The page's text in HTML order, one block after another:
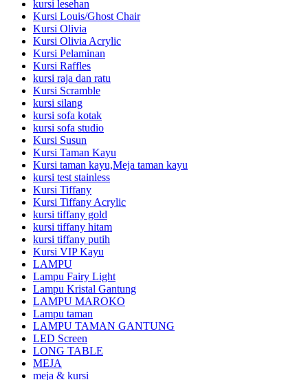
kursi lesehan
Kursi Louis/Ghost Chair
Kursi Olivia
Kursi Olivia Acrylic
Kursi Pelaminan
Kursi Raffles
kursi raja dan ratu
Kursi Scramble
kursi silang
kursi sofa kotak
kursi sofa studio
Kursi Susun
Kursi Taman Kayu
Kursi taman kayu,Meja taman kayu
kursi test stainless
Kursi Tiffany
Kursi Tiffany Acrylic
kursi tiffany gold
kursi tiffany hitam
kursi tiffany putih
Kursi VIP Kayu
LAMPU
Lampu Fairy Light
Lampu Kristal Gantung
LAMPU MAROKO
Lampu taman
LAMPU TAMAN GANTUNG
LED Screen
LONG TABLE
MEJA
meja & kursi